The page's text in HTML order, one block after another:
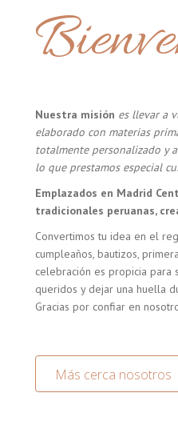
Nuestra misión es llevar a
elaborado con materias
totalmente personalizado y
lo que prestamos especial
Emplazados en Madrid
tradicionales peruanas,
Convertimos tu idea en el
cumpleaños, bautizos,
celebración es propicia para
queridos y dejar una huella
Gracias por confiar en
Más cerca nosotros